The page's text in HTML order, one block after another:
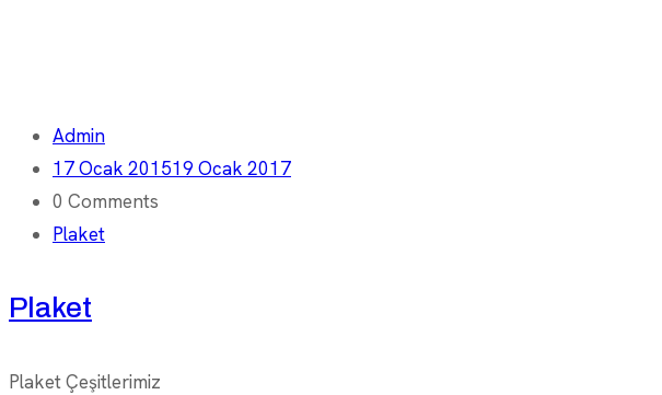
Admin
17 Ocak 201519 Ocak 2017
0 Comments
Plaket
Plaket
Plaket Çeşitlerimiz